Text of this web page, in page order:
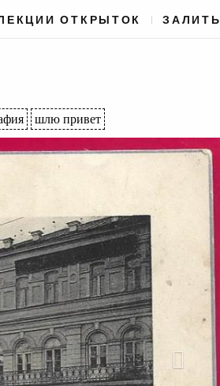
ОТКРЫТОК ЗАЛИТЬ
шлю привет